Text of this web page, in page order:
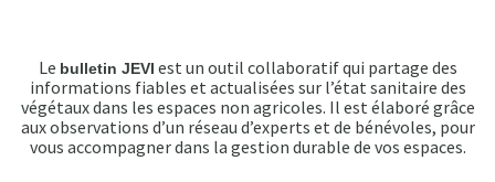
Le bulletin JEVI est un outil collaboratif qui partage des
informations fiables et actualisées sur l’état sanitaire des
végétaux dans les espaces non agricoles. Il est élaboré grâce
aux observations d’un réseau d’experts et de bénévoles, pour
vous accompagner dans la gestion durable de vos espaces.